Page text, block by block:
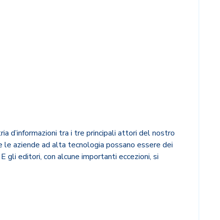
d’informazioni tra i tre principali attori del nostro
aziende ad alta tecnologia possano essere dei
gli editori, con alcune importanti eccezioni, si